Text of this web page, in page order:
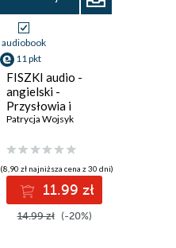
audiobook
11 pkt
FISZKI audio -
angielski -
Przysłowia i
cytaty
Patrycja Wojsyk
(8,90 zł najniższa cena z 30 dni)
11.99 zł
14.99 zł (-20%)